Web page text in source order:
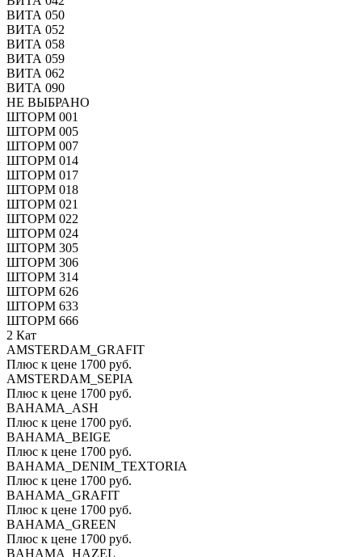
ВИТА 050
ВИТА 052
ВИТА 058
ВИТА 059
ВИТА 062
ВИТА 090
НЕ ВЫБРАНО
ШТОРМ 001
ШТОРМ 005
ШТОРМ 007
ШТОРМ 014
ШТОРМ 017
ШТОРМ 018
ШТОРМ 021
ШТОРМ 022
ШТОРМ 024
ШТОРМ 305
ШТОРМ 306
ШТОРМ 314
ШТОРМ 626
ШТОРМ 633
ШТОРМ 666
2 Кат
AMSTERDAM_GRAFIT
Плюс к цене 1700 руб.
AMSTERDAM_SEPIA
Плюс к цене 1700 руб.
BAHAMA_ASH
Плюс к цене 1700 руб.
BAHAMA_BEIGE
Плюс к цене 1700 руб.
BAHAMA_DENIM_TEXTORIA
Плюс к цене 1700 руб.
BAHAMA_GRAFIT
Плюс к цене 1700 руб.
BAHAMA_GREEN
Плюс к цене 1700 руб.
BAHAMA_HAZEL